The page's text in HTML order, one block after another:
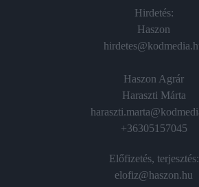
Hirdetés:
Haszon
Haszon Agrár
Haraszti Márta
+36305157045
Előfizetés, terjesztés:
elofiz@haszon.hu